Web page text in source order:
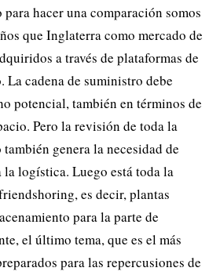
hacer una comparación somos
que Inglaterra como mercado de
a través de plataformas de
cadena de suministro debe
potencial, también en términos de
Pero la revisión de toda la
genera la necesidad de
la logística. Luego está toda la
es decir, plantas
para la parte de
el último tema, que es el más
para las repercusiones de